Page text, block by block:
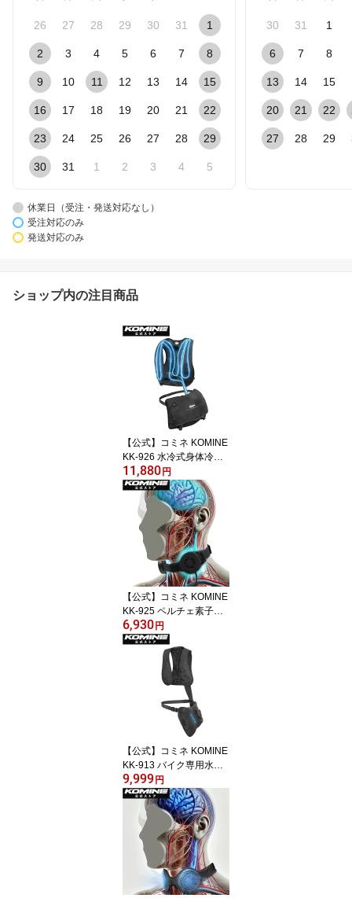
26 27 28 29 30 31 1
2 3 4 5 6 7 8
9 10 11 12 13 14 15
16 17 18 19 20 21 22
23 24 25 26 27 28 29
30 31 1 2 3 4 5
30 31 1
6 7 8
13 14 15
20 21 22
27 28 29
休業日（受注・発送対応なし）
受注対応のみ
発送対応のみ
ショップ内の注目商品
【公式】コミネ KOMINE
KK-926 水冷式身体冷却
システム G2 バイク バイ
ク用 涼しい 暑さ対策 熱
中症対策 冷却 快適 ツー
リング
11,880 円
【公式】コミネ KOMINE
KK-925 ペルチェ素子ウ
ェアラブル ブレインクー
ラー G2 バイク バイク用
涼しい 暑さ対策 熱中症
対策 冷却 快適 ツーリン
6,930 円
【公式】コミネ KOMINE
KK-913 バイク専用水冷
式身体冷却システム バイ
ク バイク用 涼しい 暑さ
対策 熱中症対策 冷却 快
適 ツーリング
9,999 円